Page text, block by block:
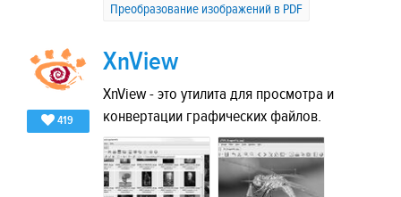
Преобразование изображений в PDF
419
XnView
XnView - это утилита для просмотра и
конвертации графических файлов.